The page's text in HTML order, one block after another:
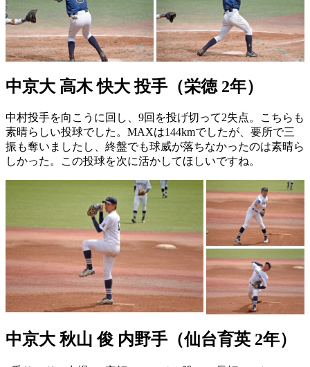
中京大 高木 快大 投手（栄徳 2年）
中村投手を向こうに回し、9回を投げ切って2失点。こちらも
素晴らしい投球でした。MAXは144kmでしたが、要所で三
振も奪いましたし、終盤でも球威が落ちなかったのは素晴ら
しかった。この投球を次に活かしてほしいですね。
中京大 秋山 俊 内野手（仙台育英 2年）